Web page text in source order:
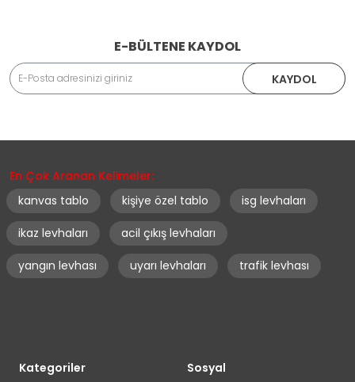
E-BÜLTENE KAYDOL
KAYDOL
En Çok Aranan Kelimeler:
kanvas tablo
kişiye özel tablo isg levhaları
ikaz levhaları acil çıkış levhaları
yangın levhası uyarı levhaları trafik levhası
Kategoriler Sosyal